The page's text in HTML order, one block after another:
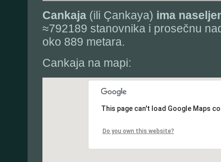
Cankaja (ili Çankaya) ima
≈792189 stanovnika i prosečnu
oko 889 metara.
Cankaja na mapi:
This page can't load Google Maps
Do you own this website?